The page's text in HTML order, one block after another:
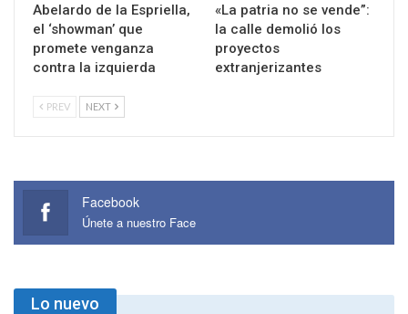
Abelardo de la Espriella,
el ‘showman’ que
promete venganza
contra la izquierda
«La patria no se vende”:
la calle demolió los
proyectos
extranjerizantes
PREV NEXT
Facebook
Únete a nuestro Face
Lo nuevo